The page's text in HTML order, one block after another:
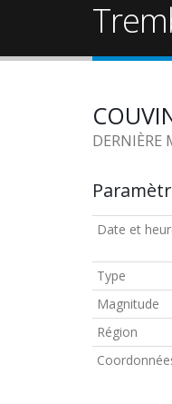
DERNIÈRE
Date et
Type
Magnitude
Région